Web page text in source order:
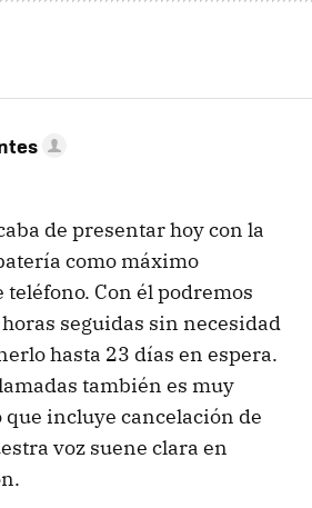
de presentar hoy con la
como máximo
teléfono. Con él podremos
seguidas sin necesidad
hasta 23 días en espera.
también es muy
incluye cancelación de
voz suene clara en